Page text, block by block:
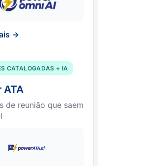
→
CATALOGADAS + IA
ATA
de reunião que saem